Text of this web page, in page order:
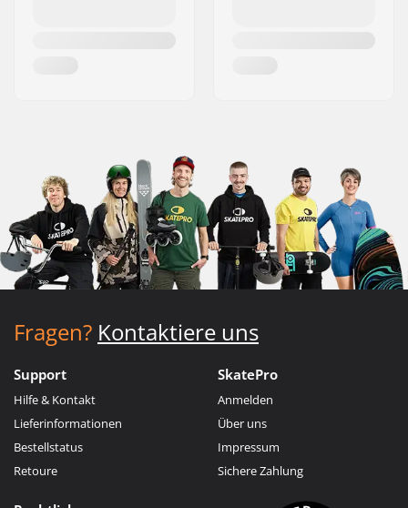
Fragen? Kontaktiere uns
Support
Hilfe & Kontakt
Lieferinformationen
Bestellstatus
Retoure
SkatePro
Anmelden
Über uns
Impressum
Sichere Zahlung